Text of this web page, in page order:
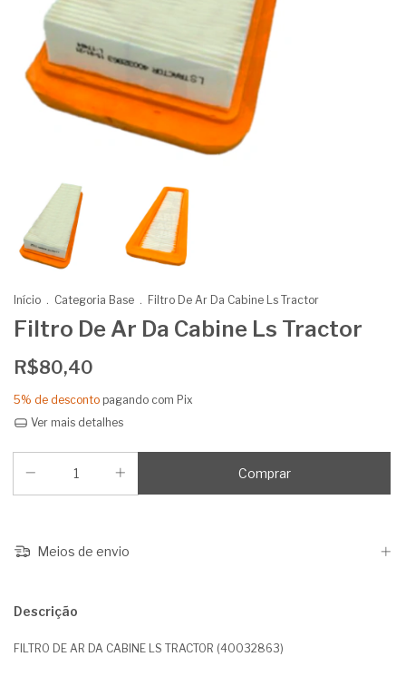
Início . Categoria Base . Filtro De Ar Da Cabine Ls Tractor
Filtro De Ar Da Cabine Ls Tractor
R$80,40
5% de desconto pagando com Pix
Ver mais detalhes
Meios de envio
Descrição
FILTRO DE AR DA CABINE LS TRACTOR (40032863)